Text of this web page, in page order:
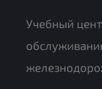
Учебный